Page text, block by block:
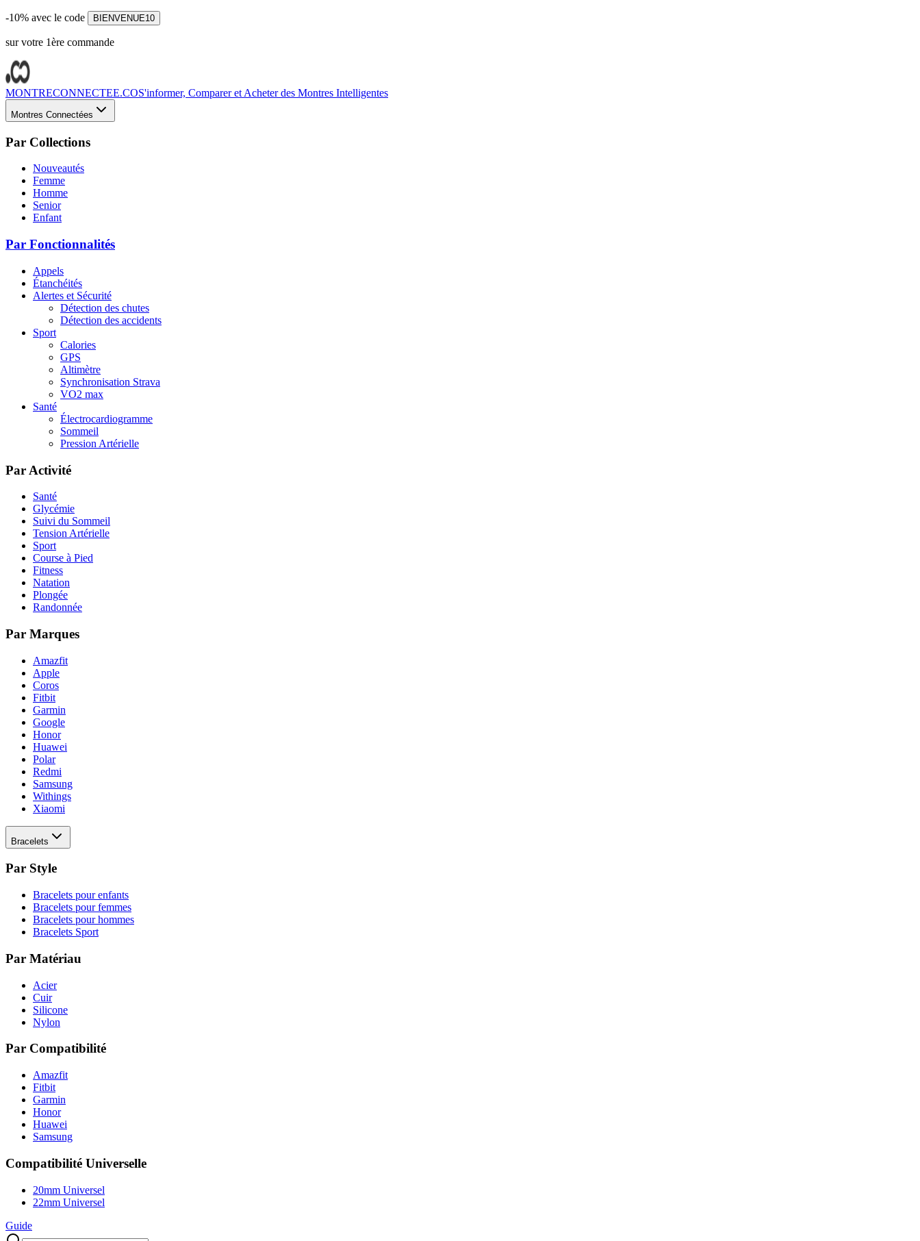
-10% avec le code BIENVENUE10
sur votre 1ère commande
MONTRECONNECTEE.COS'informer, Comparer et Acheter des Montres Intelligentes
Montres Connectées
Par Collections
Nouveautés
Femme
Homme
Senior
Enfant
Par Fonctionnalités
Appels
Étanchéités
Alertes et Sécurité
Détection des chutes
Détection des accidents
Sport
Calories
GPS
Altimètre
Synchronisation Strava
VO2 max
Santé
Électrocardiogramme
Sommeil
Pression Artérielle
Par Activité
Santé
Glycémie
Suivi du Sommeil
Tension Artérielle
Sport
Course à Pied
Fitness
Natation
Plongée
Randonnée
Par Marques
Amazfit
Apple
Coros
Fitbit
Garmin
Google
Honor
Huawei
Polar
Redmi
Samsung
Withings
Xiaomi
Bracelets
Par Style
Bracelets pour enfants
Bracelets pour femmes
Bracelets pour hommes
Bracelets Sport
Par Matériau
Acier
Cuir
Silicone
Nylon
Par Compatibilité
Amazfit
Fitbit
Garmin
Honor
Huawei
Samsung
Compatibilité Universelle
20mm Universel
22mm Universel
Guide